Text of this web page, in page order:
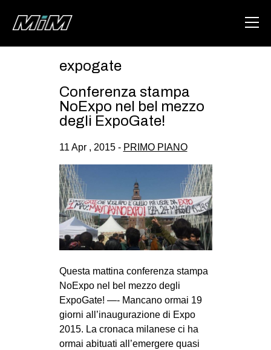
ABOUT
DEGENERAZIONE
CSOA LAMBRETTA
MSM
STUDENTI TSUNAMI
ZAM
MILANO
MOBILITAZIONI
SPAZI
SPORT POPOLARE
expogate
Conferenza stampa
NoExpo nel bel mezzo
degli ExpoGate!
11 Apr , 2015 - PRIMO PIANO
Questa mattina conferenza stampa
NoExpo nel bel mezzo degli
ExpoGate! —- Mancano ormai 19
giorni all’inaugurazione di Expo
2015. La cronaca milanese ci ha
ormai abituati all’emergere quasi